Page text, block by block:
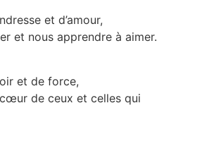
et d’amour,
et nous apprendre à aimer.
et de force,
de ceux et celles qui